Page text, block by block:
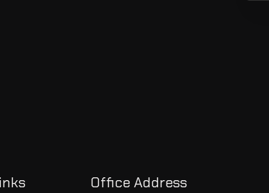
Office Address